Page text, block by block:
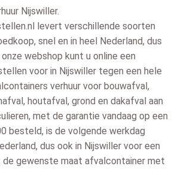
Nijswiller.
levert verschillende soorten
snel en in heel Nederland, dus
webshop kunt u online een
voor in Nijswiller tegen een hele
verhuur voor bouwafval,
houtafval, grond en dakafval aan
met de garantie vandaag op een
besteld, is de volgende werkdag
dus ook in Nijswiller voor een
de gewenste maat afvalcontainer met